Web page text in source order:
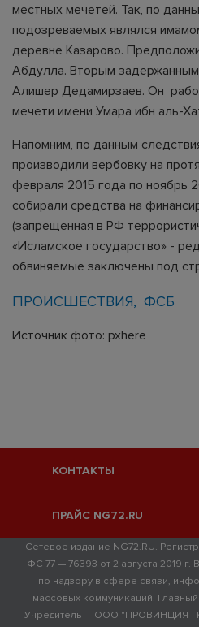
местных мечетей. Так, по
подозреваемых являлся
деревне Казарово.
Абдулла. Вторым
Алишер Дедамирзаев. Он
мечети имени Умара ибн аль-
Напомним, по данным
производили вербовку на
февраля 2015 года по ноябрь
собирали средства на
(запрещенная в РФ
«Исламское государство» -
обвиняемые заключены под
ПРОИСШЕСТВИЯ ФСБ
Источник фото: pxhere
КОНТАКТЫ
ПРАЙС NG72.RU
Сетевое издание NG72.RU.
ФС 77 — 76393 от 2 августа 2019
по надзору в сфере связи,
массовых коммуникаций.
Учредитель — ООО "ПРОВИНЦИЯ -